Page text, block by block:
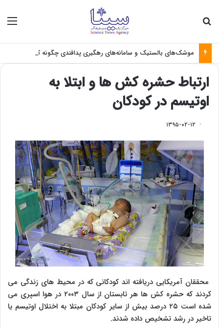
ارتباط حشره کش ها و ابتلا به
اوتیسم در کودکان
۱۳۹۵-۰۲-۱۲
محققان آمریکایی دریافته اند کودکانی که در محیط های زندگی می
کردند که حشره کش ها هر تابستان از سال ۲۰۰۳ در هوا اسپری می
شده است ۲۵ درصد بیش از سایر کودکان مبتلا به اختلال اوتیسم یا
تاخیر در رشد تشخیص داده شدند.